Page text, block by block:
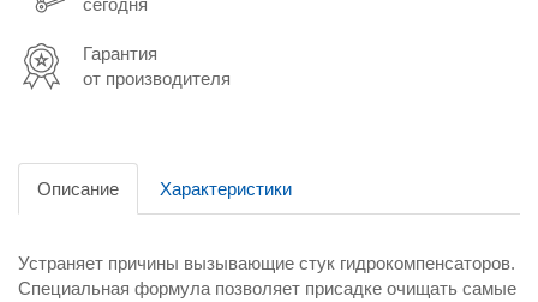
сегодня
Гарантия
от производителя
Описание Характеристики
Устраняет причины вызывающие стук гидрокомпенсаторов.
Специальная формула позволяет присадке очищать самые